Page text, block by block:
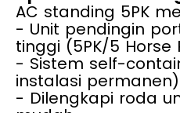
Apa Itu AC
AC standing 5PK
- Unit pendingin
tinggi (5PK/5 Horse
- Sistem self-
instalasi permanen)